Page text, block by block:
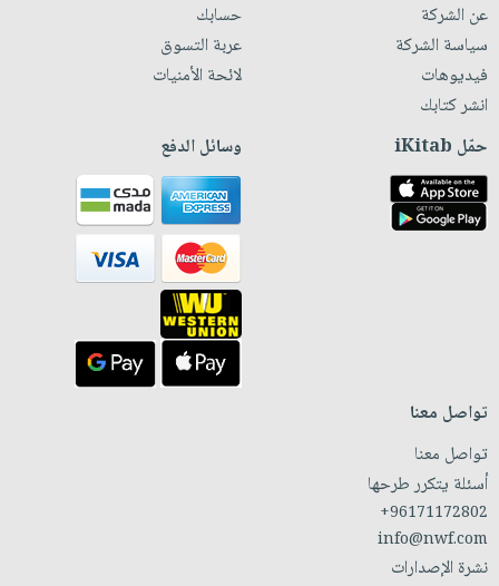
عن الشركة
سياسة الشركة
فيديوهات
انشر كتابك
حسابك
عربة التسوق
لائحة الأمنيات
حمّل iKitab وسائل الدفع
تواصل معنا
تواصل معنا
أسئلة يتكرر طرحها
+96171172802
info@nwf.com
نشرة الإصدارات